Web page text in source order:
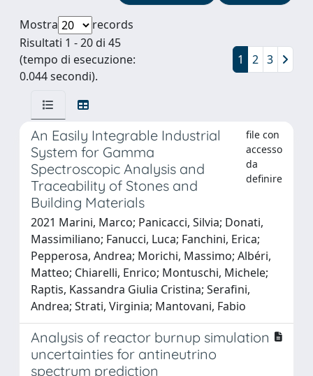
Mostra
records
Risultati 1 - 20 di 45
(tempo di esecuzione:
0.044 secondi).
1 2 3
An Easily Integrable Industrial
System for Gamma
Spectroscopic Analysis and
Traceability of Stones and
Building Materials
file con
accesso
da
definire
2021 Marini, Marco; Panicacci, Silvia; Donati,
Massimiliano; Fanucci, Luca; Fanchini, Erica;
Pepperosa, Andrea; Morichi, Massimo; Albéri,
Matteo; Chiarelli, Enrico; Montuschi, Michele;
Raptis, Kassandra Giulia Cristina; Serafini,
Andrea; Strati, Virginia; Mantovani, Fabio
Analysis of reactor burnup simulation
uncertainties for antineutrino
spectrum prediction